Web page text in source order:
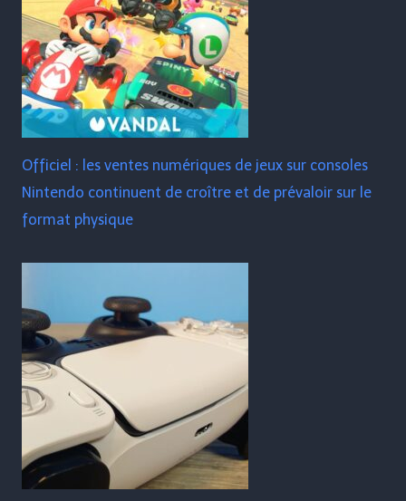
Officiel : les ventes numériques de jeux sur consoles
Nintendo continuent de croître et de prévaloir sur le
format physique